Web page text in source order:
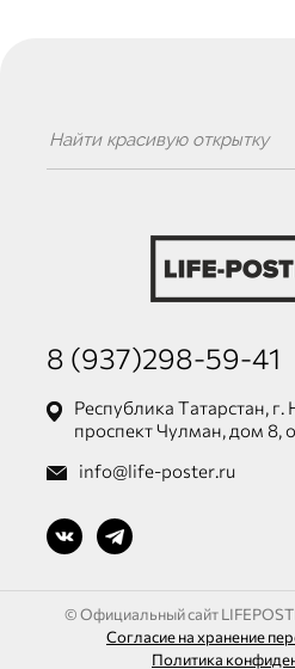
8 (937)298-59-41
Республика Татарстан,
проспект Чулман, дом 8,
info@life-poster.ru
© Официальный сайт
Согласие на хранение
Политика